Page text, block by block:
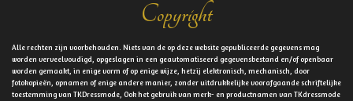
Copyright
Alle rechten zijn voorbehouden. Niets van de op deze website gepubliceerde gegevens mag
worden verveelvoudigd, opgeslagen in een geautomatiseerd gegevensbestand en/of openbaar
worden gemaakt, in enige vorm of op enige wijze, hetzij elektronisch, mechanisch, door
fotokopieën, opnamen of enige andere manier, zonder uitdrukkelijke voorafgaande schriftelijke
toestemming van TKDressmode, Ook het gebruik van merk- en productnamen van TKdressmode